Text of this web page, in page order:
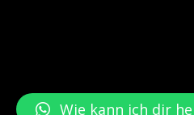
Wie kann ich dir